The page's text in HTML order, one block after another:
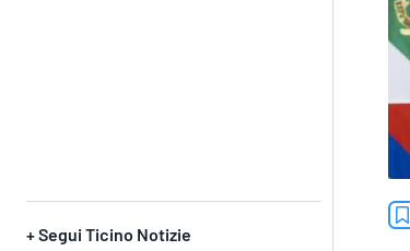
+ Segui Ticino Notizie